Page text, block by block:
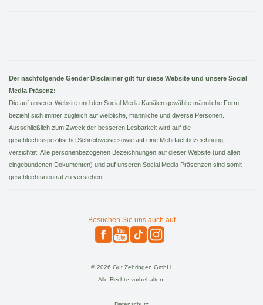
Der nachfolgende Gender Disclaimer gilt für diese Website und unsere Social
Media Präsenz:
Die auf unserer Website und den Social Media Kanälen gewählte männliche Form
bezieht sich immer zugleich auf weibliche, männliche und diverse Personen.
Ausschließlich zum Zweck der besseren Lesbarkeit wird auf die
geschlechtsspezifische Schreibweise sowie auf eine Mehrfachbezeichnung
verzichtet. Alle personenbezogenen Bezeichnungen auf dieser Website (und allen
eingebundenen Dokumenten) und auf unseren Social Media Präsenzen sind somit
geschlechtsneutral zu verstehen.
Besuchen Sie uns auch auf
© 2026 Gut Zehringen GmbH.
Alle Rechte vorbehalten.